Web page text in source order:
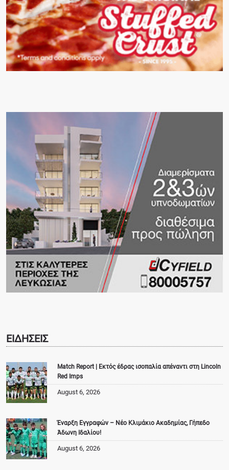
ΕΙΔΗΣΕΙΣ
Match Report | Εκτός έδρας ισοπαλία απέναντι στη Lincoln
Red Imps
August 6, 2026
Έναρξη Εγγραφών – Νέο Κλιμάκιο Ακαδημίας, Γήπεδο
Άδωνη Ιδαλίου!
August 6, 2026